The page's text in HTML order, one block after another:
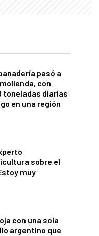
pasó a
con
toneladas diarias
en una región
sobre el
muy
con una sola
argentino que